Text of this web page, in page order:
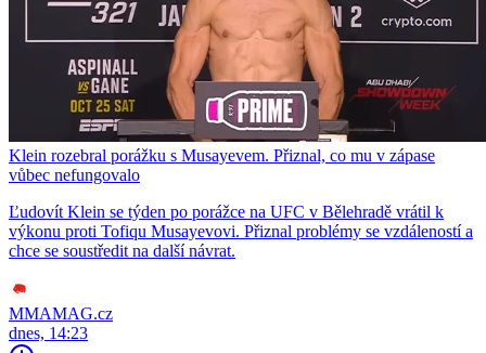
Klein rozebral porážku s Musayevem. Přiznal, co mu v zápase
vůbec nefungovalo
Ľudovít Klein se týden po porážce na UFC v Bělehradě vrátil k
výkonu proti Tofiqu Musayevovi. Přiznal problémy se vzdáleností a
chce se soustředit na další návrat.
MMAMAG.cz
dnes, 14:23